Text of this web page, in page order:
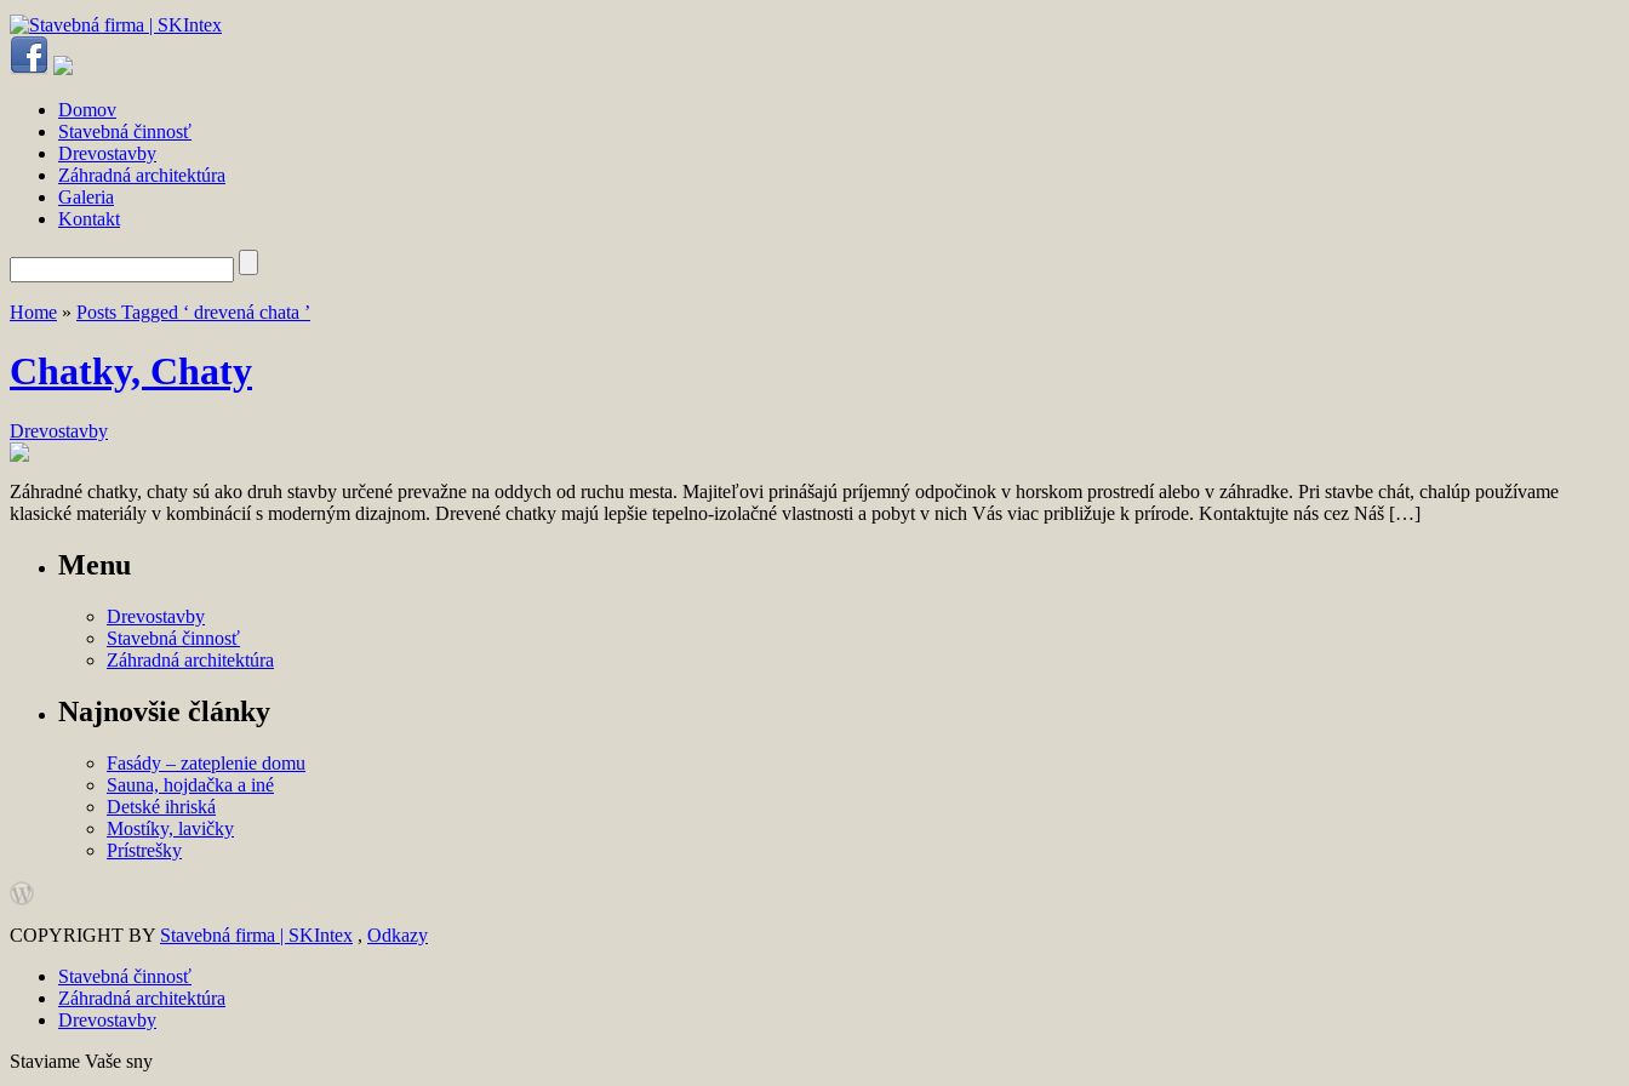
Domov
Stavebná činnosť
Drevostavby
Záhradná architektúra
Galeria
Kontakt
Home » Posts Tagged ‘ drevená chata ’
Chatky, Chaty
Drevostavby
Záhradné chatky, chaty sú ako druh stavby určené prevažne na oddych od ruchu mesta. Majiteľovi prinášajú príjemný odpočinok v horskom prostredí alebo v záhradke. Pri stavbe chát, chalúp používame
klasické materiály v kombinácií s moderným dizajnom. Drevené chatky majú lepšie tepelno-izolačné vlastnosti a pobyt v nich Vás viac približuje k prírode. Kontaktujte nás cez Náš […]
Menu
Drevostavby
Stavebná činnosť
Záhradná architektúra
Najnovšie články
Fasády – zateplenie domu
Sauna, hojdačka a iné
Detské ihriská
Mostíky, lavičky
Prístrešky
COPYRIGHT BY Stavebná firma | SKIntex , Odkazy
Stavebná činnosť
Záhradná architektúra
Drevostavby
Staviame Vaše sny